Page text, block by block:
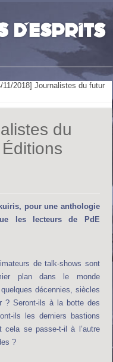
11/2018] Journalistes du futur
du
pour une anthologie
les lecteurs de PdE
de talk-shows sont
plan dans le monde
décennies, siècles
? Seront-ils à la botte des
ils les derniers bastions
cela se passe-t-il à l’autre
?